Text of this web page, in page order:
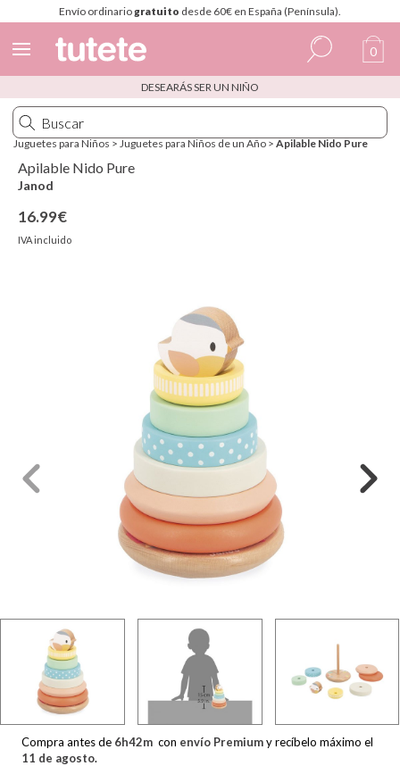
Envío ordinariogratuito desde 60€ en España (Península).
Español
Italiano
Inglés
0
DESEARÁS SER UN NIÑO
Juguetes para Niños > Juguetes para Niños de un Año > Apilable Nido Pure
Apilable Nido Pure
Janod
16.99€
IVA incluido
Compra antes de 6h42m con envío Premiumy recíbelo máximo el
11 de agosto.